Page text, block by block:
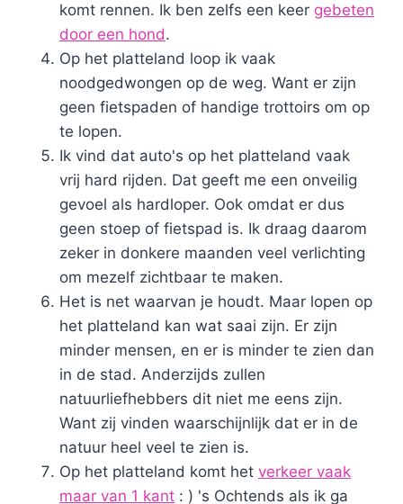
komt rennen. Ik ben zelfs een keer gebeten
door een hond.
Op het platteland loop ik vaak
noodgedwongen op de weg. Want er zijn
geen fietspaden of handige trottoirs om op
te lopen.
Ik vind dat auto's op het platteland vaak
vrij hard rijden. Dat geeft me een onveilig
gevoel als hardloper. Ook omdat er dus
geen stoep of fietspad is. Ik draag daarom
zeker in donkere maanden veel verlichting
om mezelf zichtbaar te maken.
Het is net waarvan je houdt. Maar lopen op
het platteland kan wat saai zijn. Er zijn
minder mensen, en er is minder te zien dan
in de stad. Anderzijds zullen
natuurliefhebbers dit niet me eens zijn.
Want zij vinden waarschijnlijk dat er in de
natuur heel veel te zien is.
Op het platteland komt het verkeer vaak
maar van 1 kant : ) 's Ochtends als ik ga